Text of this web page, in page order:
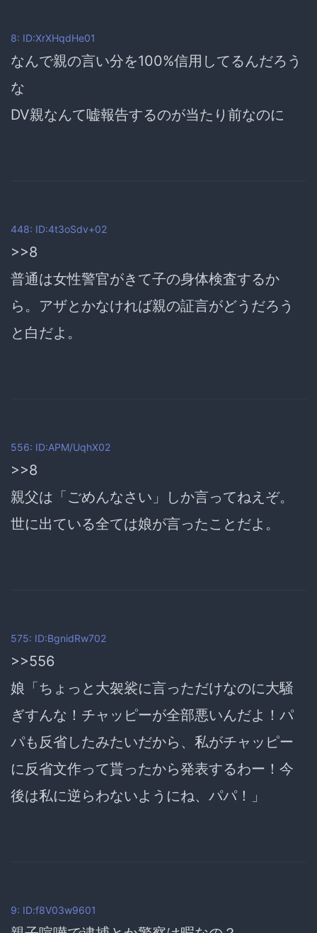
8: ID:XrXHqdHe01
なんで親の言い分を100%信用してるんだろう
な
DV親なんて嘘報告するのが当たり前なのに
448: ID:4t3oSdv+02
>>8
普通は女性警官がきて子の身体検査するか
ら。アザとかなければ親の証言がどうだろう
と白だよ。
556: ID:APM/UqhX02
>>8
親父は「ごめんなさい」しか言ってねえぞ。
世に出ている全ては娘が言ったことだよ。
575: ID:BgnidRw702
>>556
娘「ちょっと大袈裟に言っただけなのに大騒
ぎすんな！チャッピーが全部悪いんだよ！パ
パも反省したみたいだから、私がチャッピー
に反省文作って貰ったから発表するわー！今
後は私に逆らわないようにね、パパ！」
9: ID:f8V03w9601